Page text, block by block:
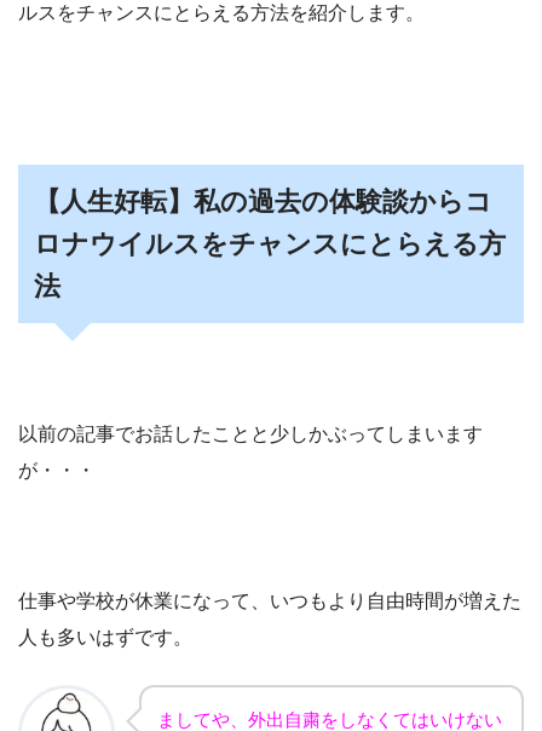
ルスをチャンスにとらえる方法を紹介します。
【人生好転】私の過去の体験談からコ
ロナウイルスをチャンスにとらえる方
法
以前の記事でお話したことと少しかぶってしまいます
が・・・
仕事や学校が休業になって、いつもより自由時間が増えた
人も多いはずです。
ましてや、外出自粛をしなくてはいけない